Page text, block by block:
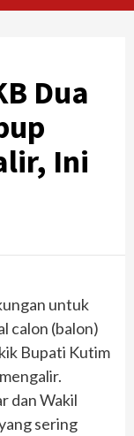
Dua
Ini
untuk
calon (balon)
Bupati Kutim
dan Wakil
sering